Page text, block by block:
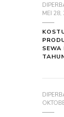
MEI 28,
SEWA